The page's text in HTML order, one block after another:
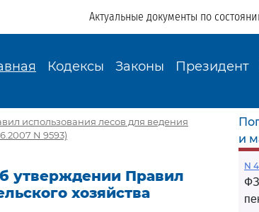
Актуальные документы по
Кодексы Законы Президент
использования лесов для ведения
N 9593)
утверждении Правил
хозяйства
и
N